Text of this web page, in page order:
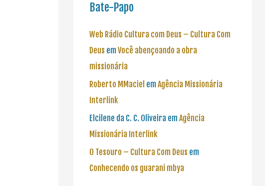
Bate-Papo
Web Rádio Cultura com Deus – Cultura Com
Deus emVocê abençoando a obra
missionária
Roberto MMaciel emAgência Missionária
Interlink
Elcilene da C. C. Oliveira emAgência
Missionária Interlink
O Tesouro – Cultura Com Deus em
Conhecendo os guarani mbya